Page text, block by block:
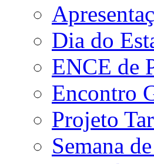
Dia do
ENCE de
Encontro
Projeto
Semana